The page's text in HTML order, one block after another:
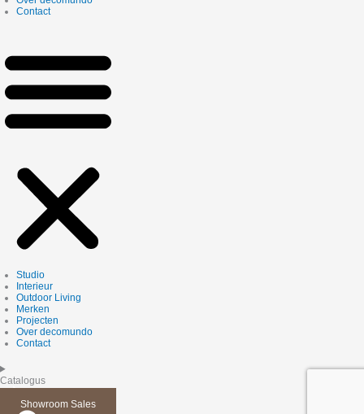
Contact
Studio
Interieur
Outdoor Living
Merken
Projecten
Over decomundo
Contact
Catalogus
Showroom Sales